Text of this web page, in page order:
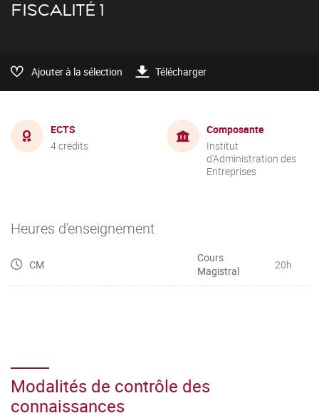
FISCALITÉ 1
Ajouter à la sélection Télécharger
ECTS
4 crédits
Composante
Institut
d'Administration des
Entreprises
Heures d'enseignement
CM
Cours
Magistral
20h
Modalités de contrôle des
connaissances